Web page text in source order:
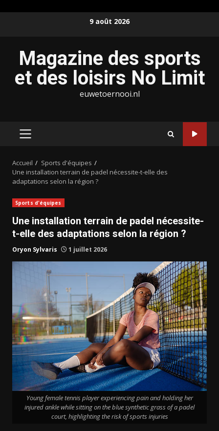
9 août 2026
Magazine des sports
et des loisirs No Limit
euwetoernooi.nl
MENU
Accueil
Sports d'équipes
Une installation terrain de padel nécessite-t-elle des
adaptations selon la région ?
Sports d'équipes
Une installation terrain de padel nécessite-
t-elle des adaptations selon la région ?
Oryon Sylvaris 1 juillet 2026
Young female tennis player experiencing pain and holding her
injured ankle while sitting on the blue synthetic grass of a padel
court, highlighting the risk of sports injuries